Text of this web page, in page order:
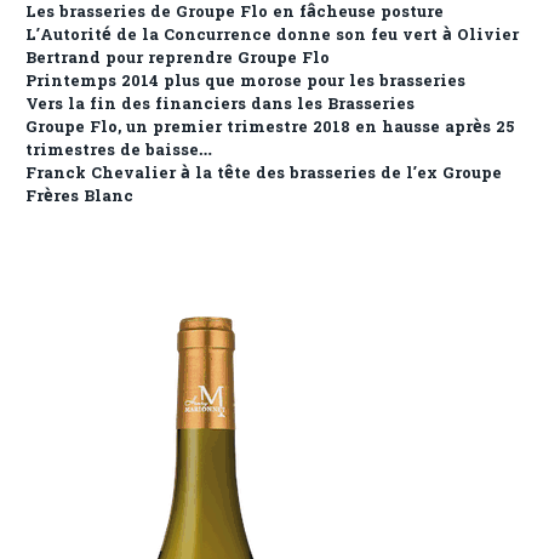
Les brasseries de Groupe Flo en fâcheuse posture
L’Autorité de la Concurrence donne son feu vert à Olivier
Bertrand pour reprendre Groupe Flo
Printemps 2014 plus que morose pour les brasseries
Vers la fin des financiers dans les Brasseries
Groupe Flo, un premier trimestre 2018 en hausse après 25
trimestres de baisse…
Franck Chevalier à la tête des brasseries de l’ex Groupe
Frères Blanc